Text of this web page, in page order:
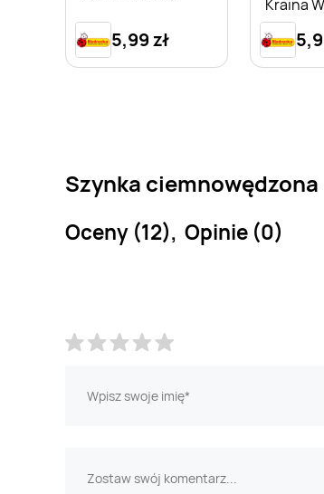
5,99 zł
Kraina
Nature
Szynka
Oceny (12), Opinie (0)